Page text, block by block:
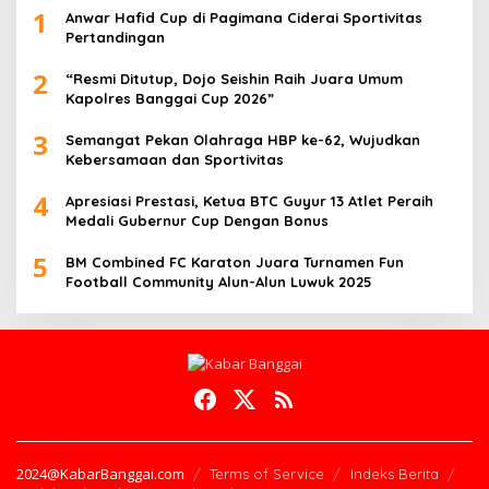
1
Anwar Hafid Cup di Pagimana Ciderai Sportivitas
Pertandingan
2
“Resmi Ditutup, Dojo Seishin Raih Juara Umum
Kapolres Banggai Cup 2026”
3
Semangat Pekan Olahraga HBP ke-62, Wujudkan
Kebersamaan dan Sportivitas
4
Apresiasi Prestasi, Ketua BTC Guyur 13 Atlet Peraih
Medali Gubernur Cup Dengan Bonus
5
BM Combined FC Karaton Juara Turnamen Fun
Football Community Alun-Alun Luwuk 2025
2024@KabarBanggai.com Terms of Service
Indeks Berita